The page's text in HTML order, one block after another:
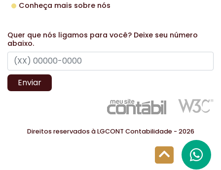
Conheça mais sobre nós
Quer que nós ligamos para você? Deixe seu número
abaixo.
Enviar
Direitos reservados à LGCONT Contabilidade - 2026